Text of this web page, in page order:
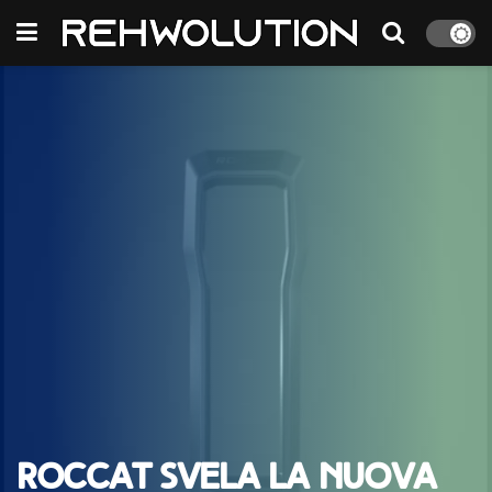
ROCCAT svela la nuova